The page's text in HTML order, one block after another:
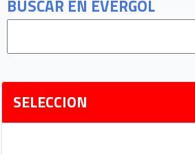
BUSCAR EN EVERGOL
SELECCION